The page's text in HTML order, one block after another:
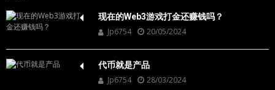
现在的Web3游戏打金还赚钱吗？
Jp6754 20/05/2024
代币就是产品
Jp6754 28/03/2024